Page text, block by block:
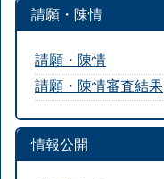
請願・陳情
請願・陳情
請願・陳情審査結果
情報公開